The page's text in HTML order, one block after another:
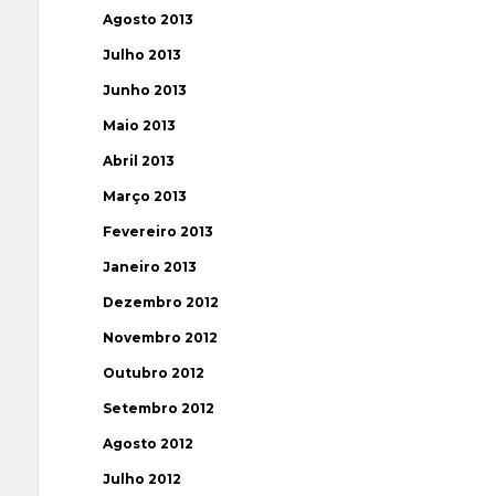
Agosto 2013
Julho 2013
Junho 2013
Maio 2013
Abril 2013
Março 2013
Fevereiro 2013
Janeiro 2013
Dezembro 2012
Novembro 2012
Outubro 2012
Setembro 2012
Agosto 2012
Julho 2012